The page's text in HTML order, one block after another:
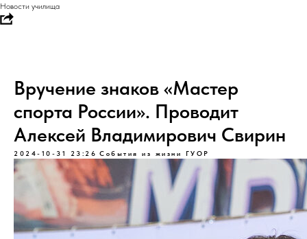
Новости училища
Вручение знаков «Мастер
спорта России». Проводит
Алексей Владимирович Свирин
2024-10-31 23:26 События из жизни ГУОР